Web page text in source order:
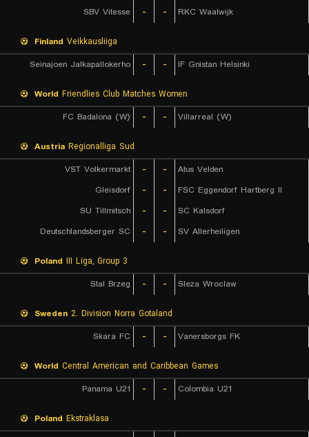
SBV Vitesse
- - RKC Waalwijk
Finland Veikkausliiga
Seinajoen Jalkapallokerho
- - IF Gnistan Helsinki
World Friendlies Club Matches Women
FC Badalona (W)
- - Villarreal (W)
Austria Regionalliga Sud
VST Volkermarkt
- -
Atus Velden
Gleisdorf
- -
FSC Eggendorf Hartberg II
SU Tillmitsch
- -
SC Kalsdorf
Deutschlandsberger SC
- - SV Allerheiligen
Poland III Liga, Group 3
Stal Brzeg
- - Sleza Wroclaw
Sweden 2. Division Norra Gotaland
Skara FC
- - Vanersborgs FK
World Central American and Caribbean Games
Panama U21
- - Colombia U21
Poland Ekstraklasa